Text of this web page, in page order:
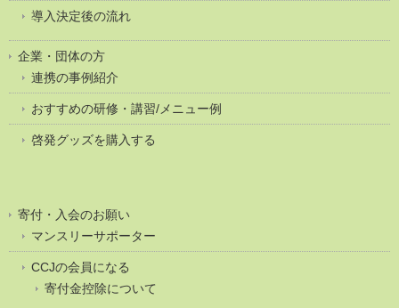
導入決定後の流れ
企業・団体の方
連携の事例紹介
おすすめの研修・講習/メニュー例
啓発グッズを購入する
寄付・入会のお願い
マンスリーサポーター
CCJの会員になる
寄付金控除について